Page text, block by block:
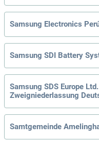
Samsung Electronics
Samsung SDI Battery
Samsung SDS Europe
Zweigniederlassung
Samtgemeinde